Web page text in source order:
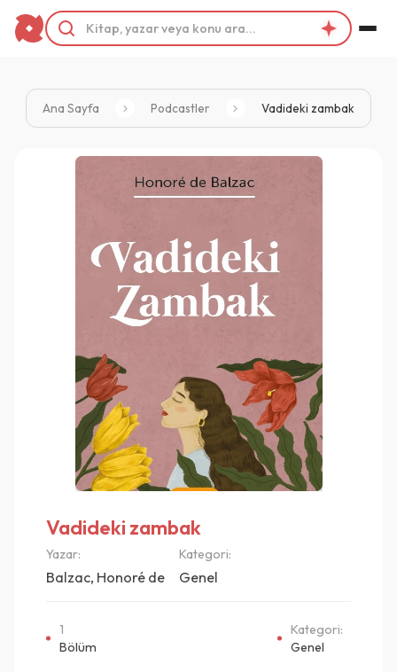
Ana Sayfa Podcastler Vadideki zambak
Vadideki zambak
Yazar:
Balzac, Honoré de
Kategori:
Genel
1
Bölüm
Kategori:
Genel